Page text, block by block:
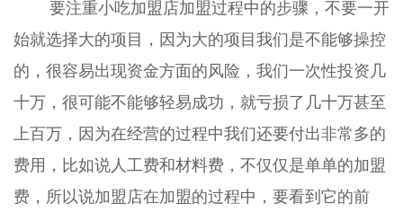
要注重小吃加盟店加盟过程中的步骤，不要一开
始就选择大的项目，因为大的项目我们是不能够操控
的，很容易出现资金方面的风险，我们一次性投资几
十万，很可能不能够轻易成功，就亏损了几十万甚至
上百万，因为在经营的过程中我们还要付出非常多的
费用，比如说人工费和材料费，不仅仅是单单的加盟
费，所以说加盟店在加盟的过程中，要看到它的前